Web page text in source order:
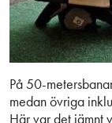
På 50-
medan övriga
Här var det jämnt